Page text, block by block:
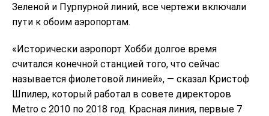
Зеленой и Пурпурной линий, все чертежи включали
пути к обоим аэропортам.
«Исторически аэропорт Хобби долгое время
считался конечной станцией того, что сейчас
называется фиолетовой линией», — сказал Кристоф
Шпилер, который работал в совете директоров
Metro с 2010 по 2018 год. Красная линия, первые 7